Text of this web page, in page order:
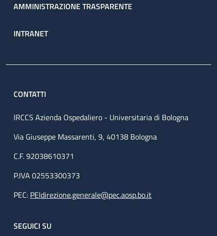
AMMINISTRAZIONE TRASPARENTE
INTRANET
CONTATTI
IRCCS Azienda Ospedaliero - Universitaria di Bologna
Via Giuseppe Massarenti, 9, 40138 Bologna
C.F. 92038610371
P.IVA 02553300373
PEC: PEIdirezione.generale@pec.aosp.bo.it
SEGUICI SU